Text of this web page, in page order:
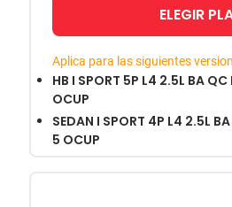
ELEGIR
Aplica para las siguientes
HB I SPORT 5P L4 2.5L BA
OCUP
SEDAN I SPORT 4P L4 2.5L
5 OCUP